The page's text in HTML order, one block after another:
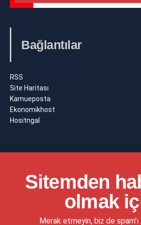
Bağlantılar
RSS
Site Haritası
Kamueposta
Ekonomikhost
Hositngal
Sitemden
olmak
Merak etmeyin, biz de spam'ı